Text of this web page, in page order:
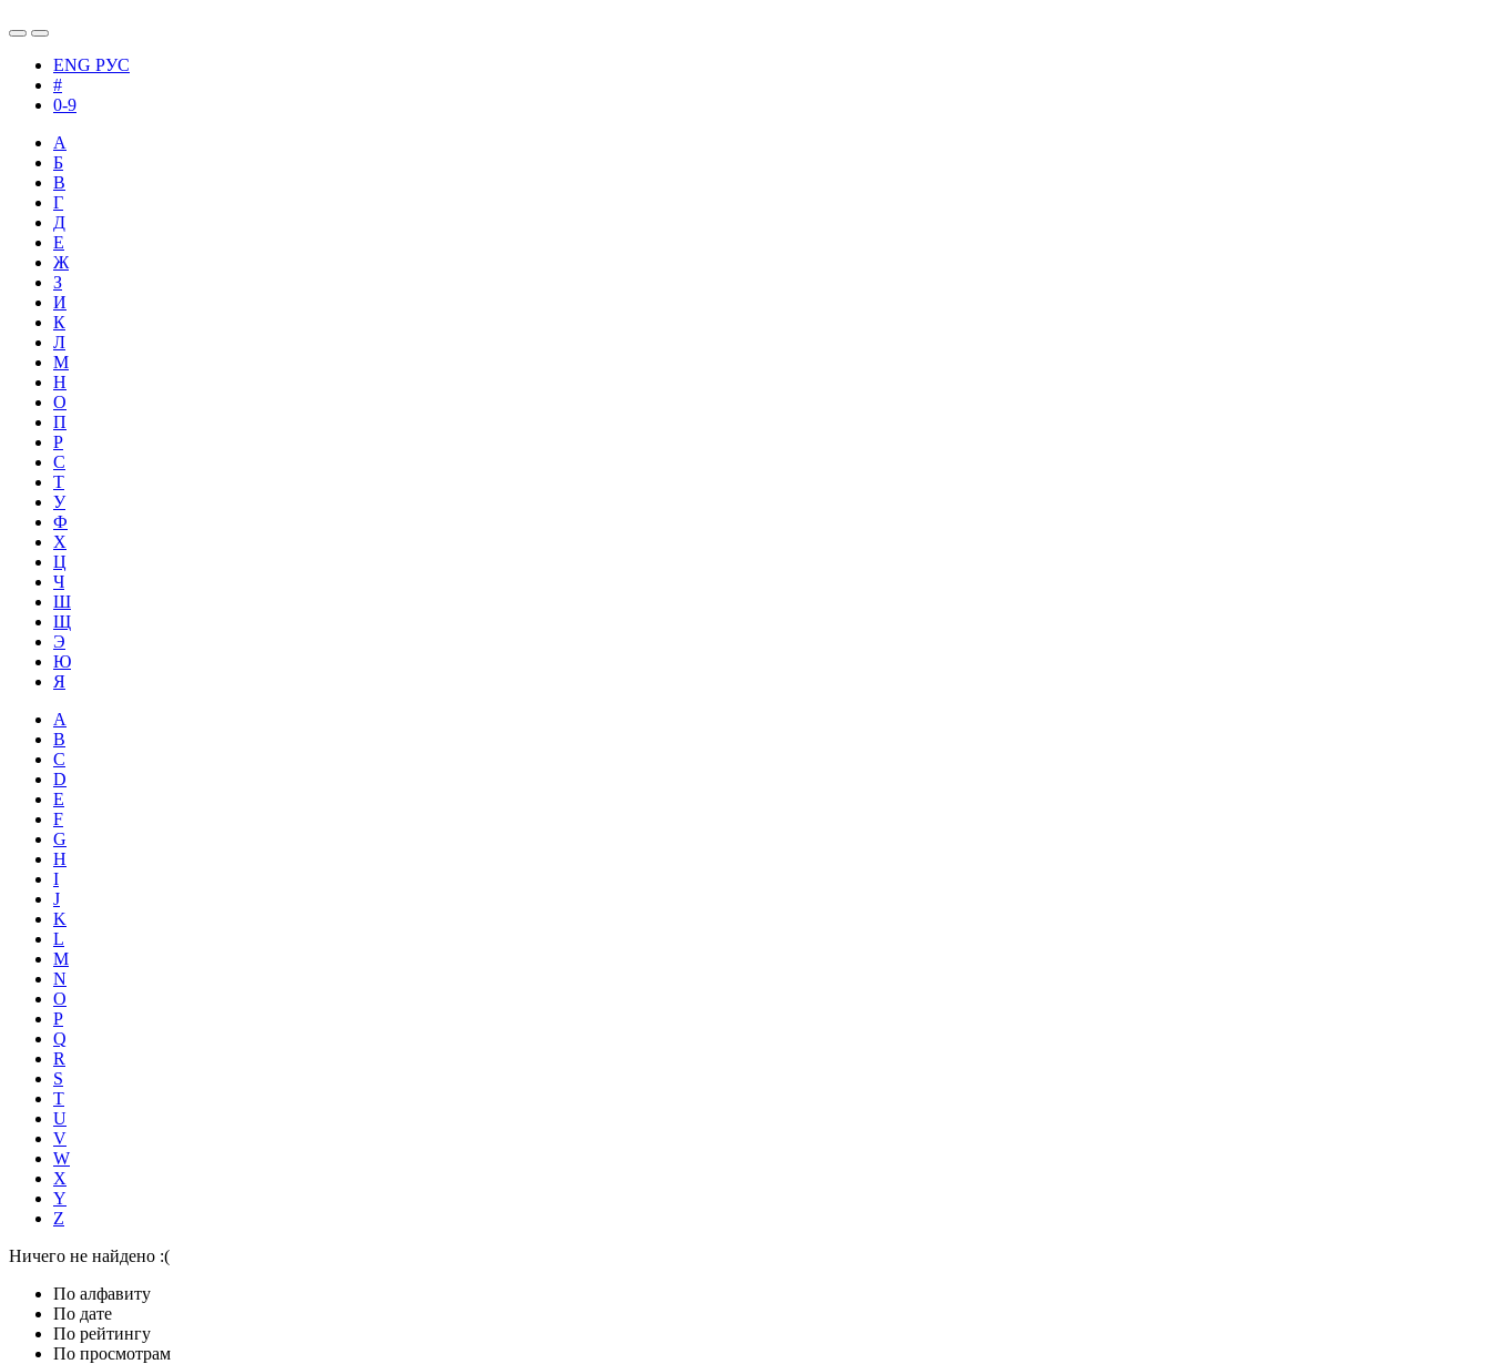
ENG РУС
#
0-9
А
Б
В
Г
Д
Е
Ж
З
И
К
Л
М
Н
О
П
Р
С
Т
У
Ф
Х
Ц
Ч
Ш
Щ
Э
Ю
Я
A
B
C
D
E
F
G
H
I
J
K
L
M
N
O
P
Q
R
S
T
U
V
W
X
Y
Z
Ничего не найдено :(
По алфавиту
По дате
По рейтингу
По просмотрам